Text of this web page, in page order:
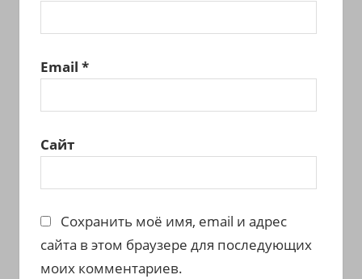
Email *
Сайт
Сохранить моё имя, email и адрес
сайта в этом браузере для последующих
моих комментариев.